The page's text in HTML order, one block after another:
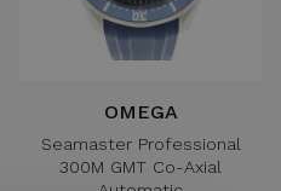
OMEGA
Seamaster Professional
300M GMT Co-Axial